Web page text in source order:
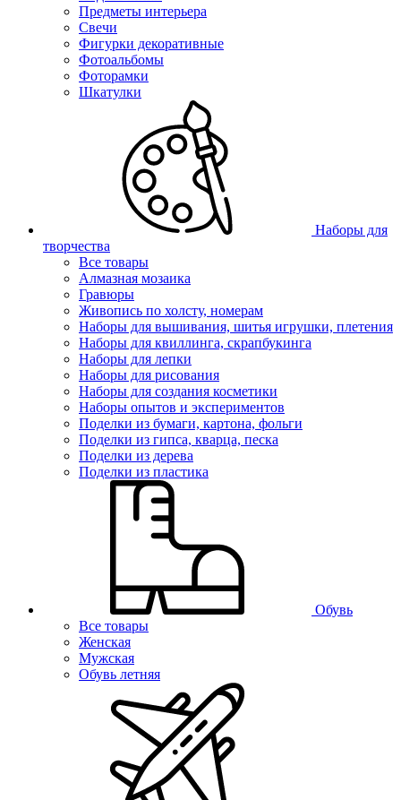
Предметы интерьера
Свечи
Фигурки декоративные
Фотоальбомы
Фоторамки
Шкатулки
Наборы для
творчества
Все товары
Алмазная мозаика
Гравюры
Живопись по холсту, номерам
Наборы для вышивания, шитья игрушки, плетения
Наборы для квиллинга, скрапбукинга
Наборы для лепки
Наборы для рисования
Наборы для создания косметики
Наборы опытов и экспериментов
Поделки из бумаги, картона, фольги
Поделки из гипса, кварца, песка
Поделки из дерева
Поделки из пластика
Обувь
Все товары
Женская
Мужская
Обувь летняя